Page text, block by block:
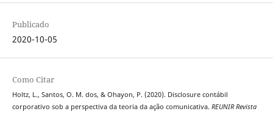
Publicado
2020-10-05
Como Citar
Holtz, L., Santos, O. M. dos, & Ohayon, P. (2020). Disclosure contábil
corporativo sob a perspectiva da teoria da ação comunicativa. REUNIR Revista